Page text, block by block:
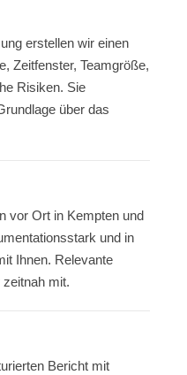
erstellen wir einen
Zeitfenster, Teamgröße,
Risiken. Sie
über das
vor Ort in Kempten und
und in
Ihnen. Relevante
mit.
Bericht mit